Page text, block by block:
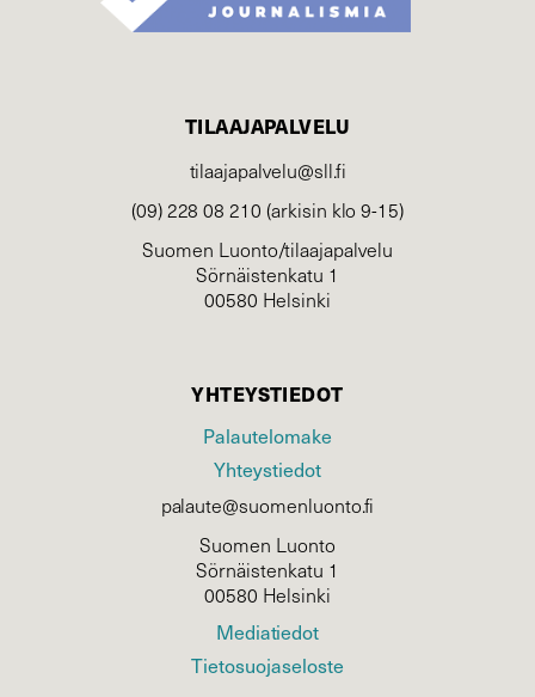
TILAAJAPALVELU
tilaajapalvelu@sll.fi
(09) 228 08 210 (arkisin klo 9-15)
Suomen Luonto/tilaajapalvelu
Sörnäistenkatu 1
00580 Helsinki
YHTEYSTIEDOT
Palautelomake
Yhteystiedot
palaute@suomenluonto.fi
Suomen Luonto
Sörnäistenkatu 1
00580 Helsinki
Mediatiedot
Tietosuojaseloste